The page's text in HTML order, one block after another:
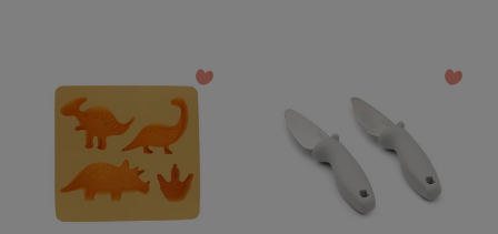
favorite_border favorite_border